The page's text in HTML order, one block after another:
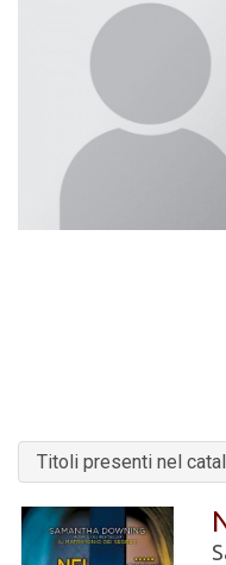
Titoli presenti nel